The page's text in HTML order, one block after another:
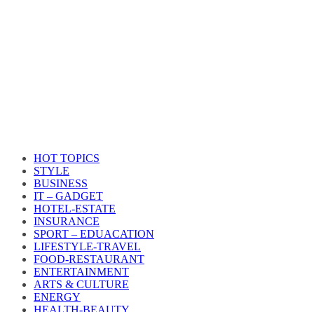
HOT TOPICS
STYLE
BUSINESS
IT – GADGET
HOTEL-ESTATE
INSURANCE
SPORT – EDUACATION
LIFESTYLE​-TRAVEL​
FOOD-RESTAURANT
ENTERTAINMENT
ARTS & CULTURE
ENERGY